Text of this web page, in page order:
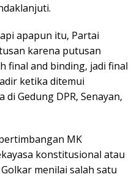
apapun itu, Partai
karena putusan
final and binding, jadi final
ketika ditemui
Gedung DPR, Senayan,
MK
konstitusional atau
menilai salah satu